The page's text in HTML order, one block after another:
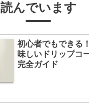
読んでいます
初心者でもできる
味しいドリップコ
完全ガイド